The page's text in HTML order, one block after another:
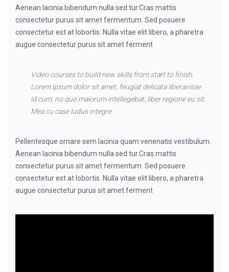
Aenean lacinia bibendum nulla sed tur.Cras mattis
consectetur purus sit amet fermentum. Sed posuere
consectetur est at lobortis. Nulla vitae elit libero, a pharetra
augue consectetur purus sit amet ferment
Video courses to build new skills from start to finish.
Lorem ipsum dolor sit amet, feugiat delicata liberavisse
id cum, no quo maiorum intellegebat, liber regione eu sit.
Mea cu case ludus integre.
Pellentesque ornare sem lacinia quam venenatis vestibulum.
Aenean lacinia bibendum nulla sed tur.Cras mattis
consectetur purus sit amet fermentum. Sed posuere
consectetur est at lobortis. Nulla vitae elit libero, a pharetra
augue consectetur purus sit amet ferment